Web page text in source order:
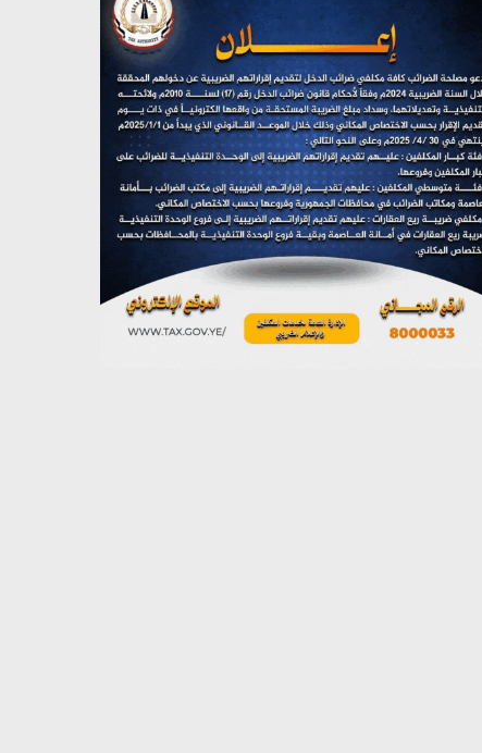
تستمعون لبرنامج (هندسة الوهم)
مؤتمر صحفي لمركز عين الإنسانية حول جرائم تحالف
العدوان على اليمن
يوليو 27, 2026
تستمعون لبرنامج (مع السيد القائد)
يوليو 26, 2026
تستمعون لبرنامج (خبر وعلم)
يوليو 26, 2026